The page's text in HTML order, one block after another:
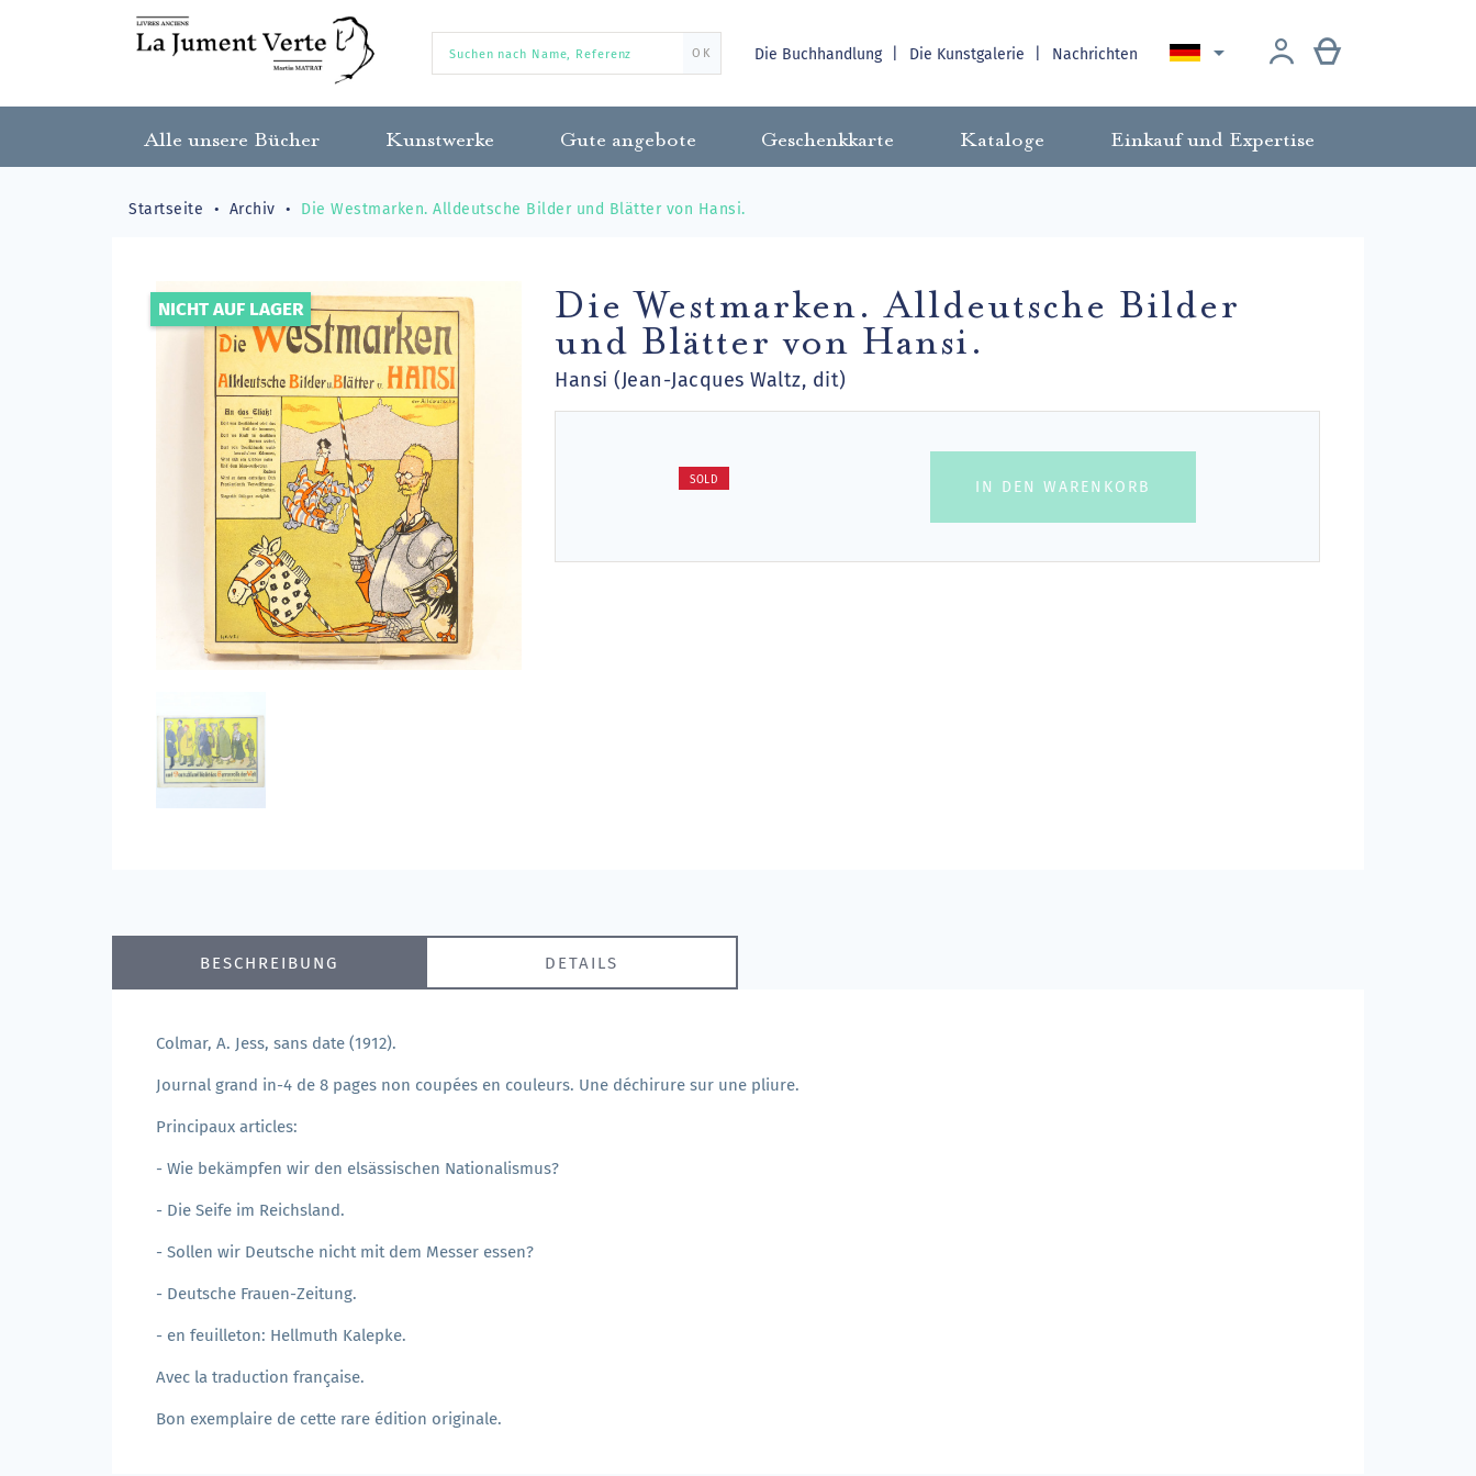
OK Die Buchhandlung Die Kunstgalerie Nachrichten 
Alle unsere Bücher Kunstwerke Gute angebote Geschenkkarte Kataloge Einkauf und Expertise
Startseite Archiv Die Westmarken. Alldeutsche Bilder und Blätter von Hansi.
NICHT AUF LAGER Die Westmarken. Alldeutsche Bilder
und Blätter von Hansi.
Hansi (Jean-Jacques Waltz, dit)
SOLD IN DEN WARENKORB
BESCHREIBUNG DETAILS
Colmar, A. Jess, sans date (1912).
Journal grand in-4 de 8 pages non coupées en couleurs. Une déchirure sur une pliure.
Principaux articles:
- Wie bekämpfen wir den elsässischen Nationalismus?
- Die Seife im Reichsland.
- Sollen wir Deutsche nicht mit dem Messer essen?
- Deutsche Frauen-Zeitung.
- en feuilleton: Hellmuth Kalepke.
Avec la traduction française.
Bon exemplaire de cette rare édition originale.